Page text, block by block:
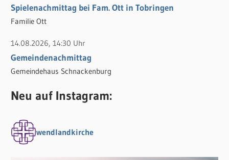
Spielenachmittag bei Fam. Ott in Tobringen
Familie Ott
14.08.2026, 14:30 Uhr
Gemeindenachmittag
Gemeindehaus Schnackenburg
Neu auf Instagram:
wendlandkirche